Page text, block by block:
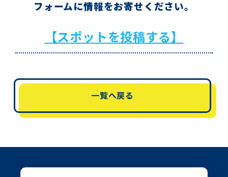
フォームに情報をお寄せください。
【スポットを投稿する】
一覧へ戻る